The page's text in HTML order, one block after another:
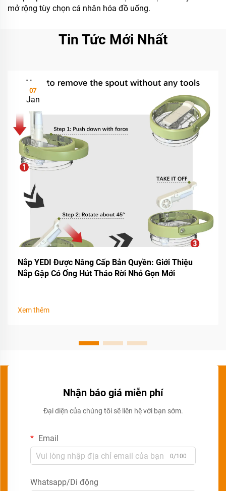
mở rộng tùy chọn cá nhân hóa đồ uống.
Tin Tức Mới Nhất
07
Jan
Nắp YEDI Được Nâng Cấp Bản Quyền: Giới Thiệu
Nắp Gập Có Ống Hút Tháo Rời Nhỏ Gọn Mới
Xem thêm
Nhận báo giá miễn phí
Đại diện của chúng tôi sẽ liên hệ với bạn sớm.
Email
0/100
Whatsapp/Di động